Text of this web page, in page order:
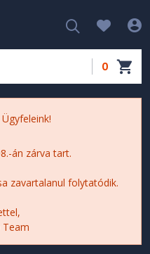
0
án zárva tart.
zavartalanul folytatódik.
Team